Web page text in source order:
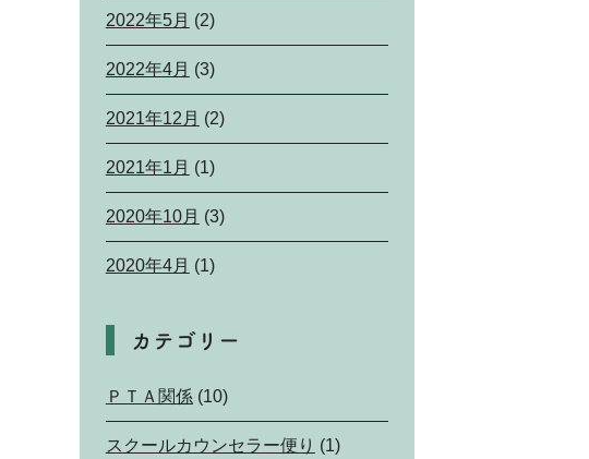
2022年5月 (2)
2022年4月 (3)
2021年12月 (2)
2021年1月 (1)
2020年10月 (3)
2020年4月 (1)
カテゴリー
ＰＴＡ関係(10)
スクールカウンセラー便り (1)